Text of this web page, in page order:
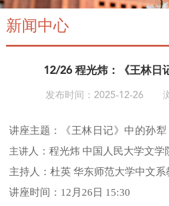
新闻中心
12/26 程光炜：《王林日
发布时间：2025-12-26 浏
讲座主题 ： 《王林日记》中的孙犁
主讲人：程光炜 中国人民大学文学
主持人：杜英 华东师范大学中文系
讲座时间：12月26日 15:30